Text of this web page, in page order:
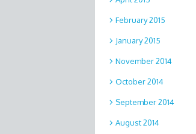
February 2015
January 2015
November 2014
October 2014
September 2014
August 2014